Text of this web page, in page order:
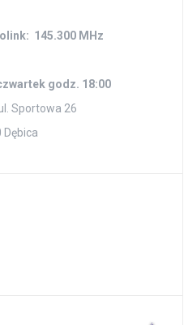
145.300 MHz
godz. 18:00
Sportowa 26
Dębica